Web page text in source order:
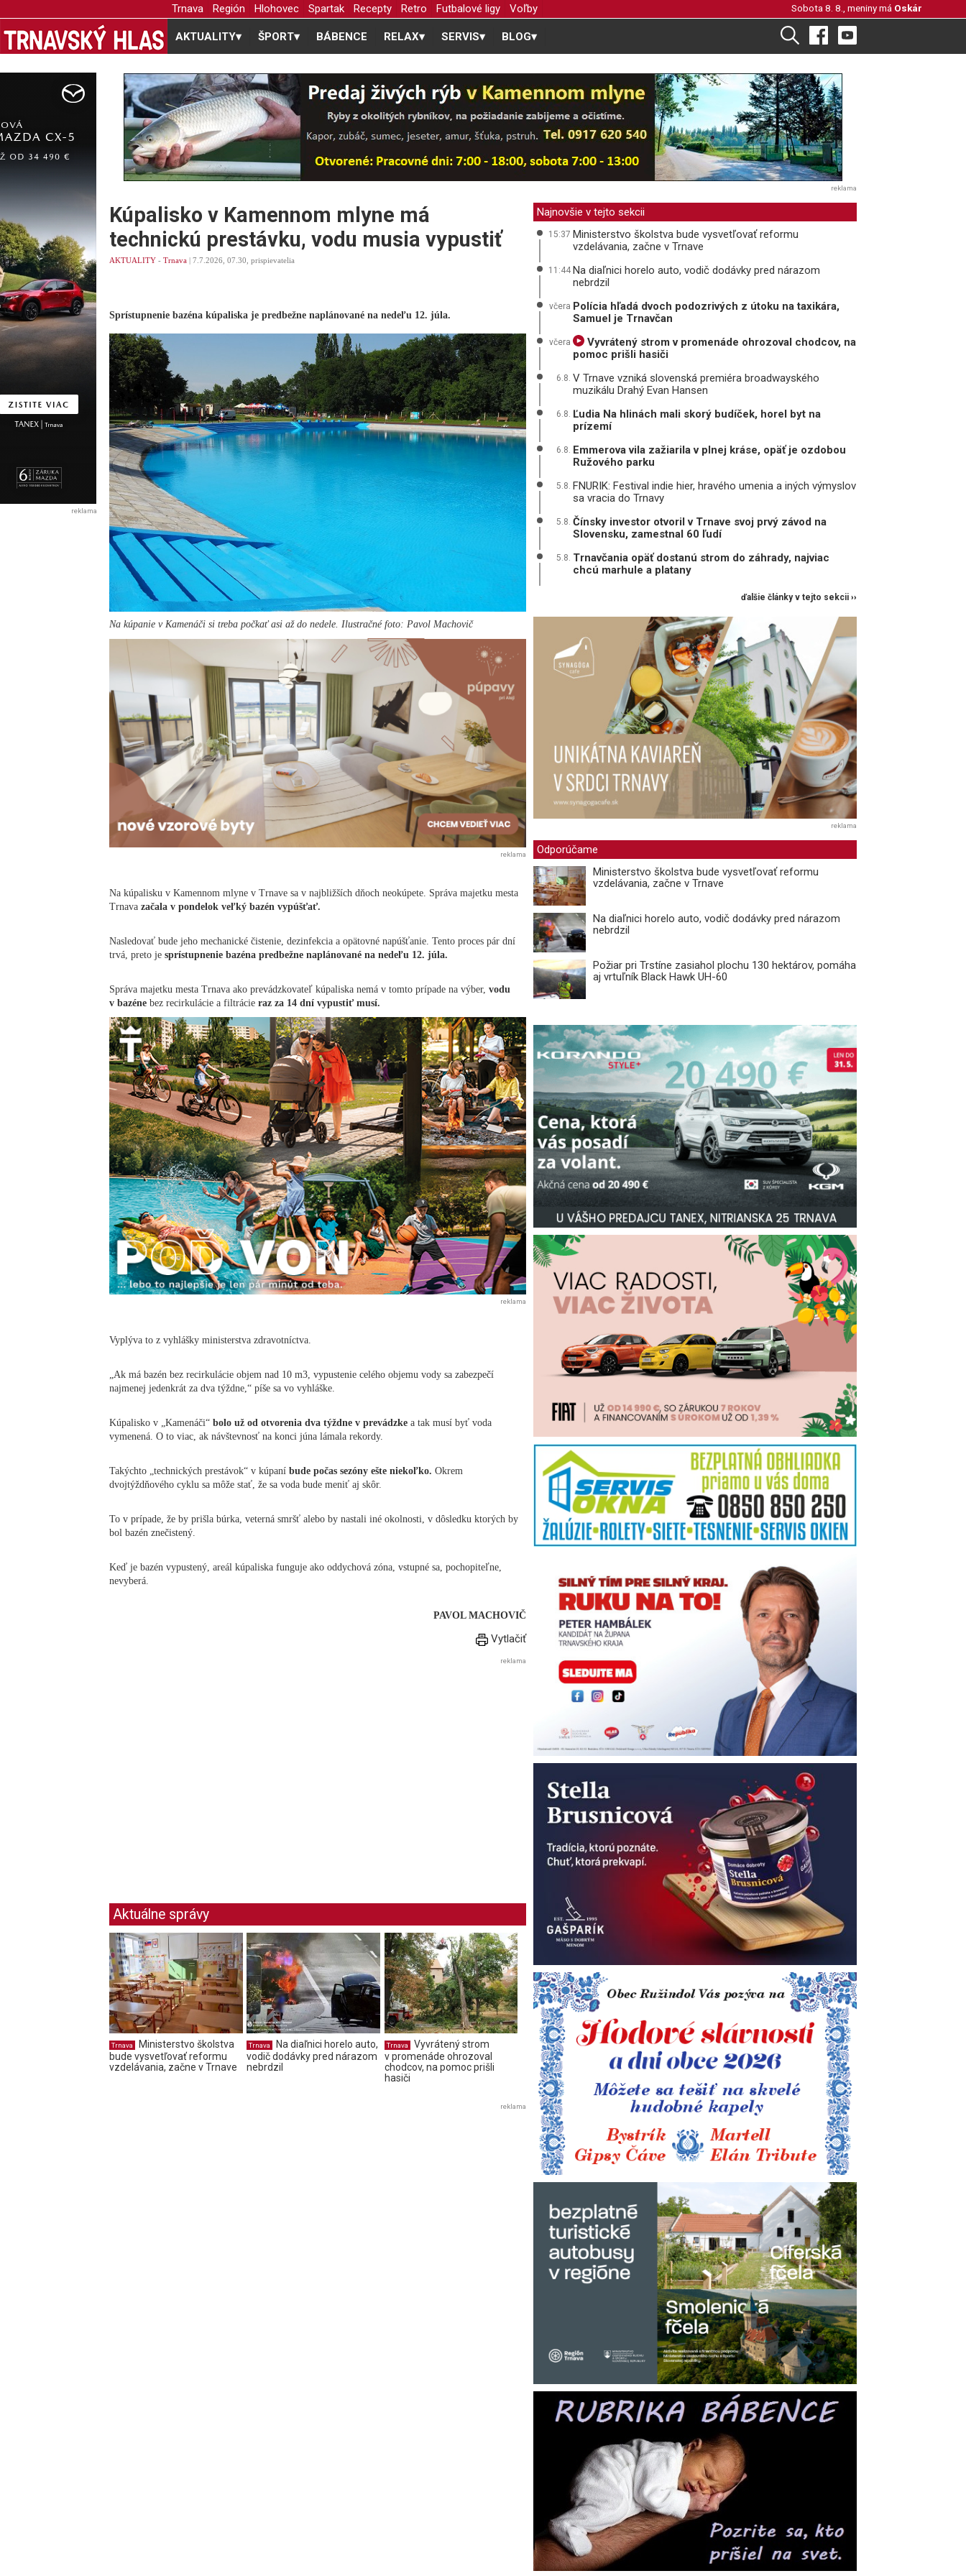
Trnava Región Hlohovec Spartak Recepty Retro Futbalové ligy Voľby Sobota 8. 8., meniny má Oskár
AKTUALITY▾ ŠPORT▾ BÁBENCE RELAX▾ SERVIS▾ BLOG▾
reklama
Kúpalisko v Kamennom mlyne má
technickú prestávku, vodu musia vypustiť
AKTUALITY - Trnava | 7.7.2026, 07.30, prispievatelia
Sprístupnenie bazéna kúpaliska je predbežne naplánované na nedeľu 12. júla.
Na kúpanie v Kamenáči si treba počkať asi až do nedele. Ilustračné foto: Pavol Machovič
reklama
Na kúpalisku v Kamennom mlyne v Trnave sa v najbližších dňoch neokúpete. Správa majetku mesta
Trnava začala v pondelok veľký bazén vypúšťať.
Nasledovať bude jeho mechanické čistenie, dezinfekcia a opätovné napúšťanie. Tento proces pár dní
trvá, preto je sprístupnenie bazéna predbežne naplánované na nedeľu 12. júla.
Správa majetku mesta Trnava ako prevádzkovateľ kúpaliska nemá v tomto prípade na výber, vodu
v bazéne bez recirkulácie a filtrácie raz za 14 dní vypustiť musí.
reklama
Vyplýva to z vyhlášky ministerstva zdravotníctva.
„Ak má bazén bez recirkulácie objem nad 10 m3, vypustenie celého objemu vody sa zabezpečí
najmenej jedenkrát za dva týždne,“ píše sa vo vyhláške.
Kúpalisko v „Kamenáči“ bolo už od otvorenia dva týždne v prevádzke a tak musí byť voda
vymenená. O to viac, ak návštevnosť na konci júna lámala rekordy.
Takýchto „technických prestávok“ v kúpaní bude počas sezóny ešte niekoľko. Okrem
dvojtýždňového cyklu sa môže stať, že sa voda bude meniť aj skôr.
To v prípade, že by prišla búrka, veterná smršť alebo by nastali iné okolnosti, v dôsledku ktorých by
bol bazén znečistený.
Keď je bazén vypustený, areál kúpaliska funguje ako oddychová zóna, vstupné sa, pochopiteľne,
nevyberá.
PAVOL MACHOVIČ
Vytlačiť
reklama
Aktuálne správy
Trnava
Ministerstvo školstva
bude vysvetľovať reformu
vzdelávania, začne v Trnave
Trnava
Na diaľnici horelo auto,
vodič dodávky pred nárazom
nebrdzil
Trnava
Vyvrátený strom
v promenáde ohrozoval
chodcov, na pomoc prišli
hasiči
reklama
Najnovšie v tejto sekcii
15:37 Ministerstvo školstva bude vysvetľovať reformu
vzdelávania, začne v Trnave
11:44 Na diaľnici horelo auto, vodič dodávky pred nárazom
nebrdzil
včera Polícia hľadá dvoch podozrivých z útoku na taxikára,
Samuel je Trnavčan
včera
Vyvrátený strom v promenáde ohrozoval chodcov, na
pomoc prišli hasiči
6.8. V Trnave vzniká slovenská premiéra broadwayského
muzikálu Drahý Evan Hansen
6.8. Ľudia Na hlinách mali skorý budíček, horel byt na
prízemí
6.8. Emmerova vila zažiarila v plnej kráse, opäť je ozdobou
Ružového parku
5.8. FNURIK: Festival indie hier, hravého umenia a iných výmyslov
sa vracia do Trnavy
5.8. Čínsky investor otvoril v Trnave svoj prvý závod na
Slovensku, zamestnal 60 ľudí
5.8. Trnavčania opäť dostanú strom do záhrady, najviac
chcú marhule a platany
ďalšie články v tejto sekcii ››
reklama
Odporúčame
Ministerstvo školstva bude vysvetľovať reformu
vzdelávania, začne v Trnave
Na diaľnici horelo auto, vodič dodávky pred nárazom
nebrdzil
Požiar pri Trstíne zasiahol plochu 130 hektárov, pomáha
aj vrtuľník Black Hawk UH-60
reklama